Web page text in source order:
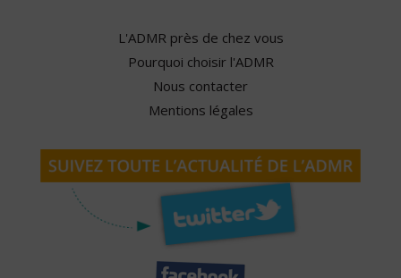
L'ADMR près de chez vous
Pourquoi choisir l'ADMR
Nous contacter
Mentions légales